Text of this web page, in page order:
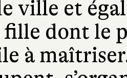
ville et
fille dont le
à